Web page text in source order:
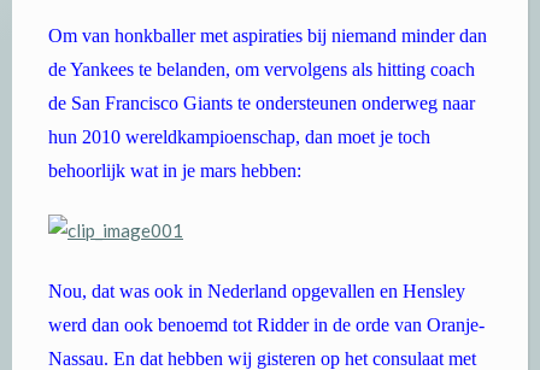
Om van honkballer met aspiraties bij niemand minder dan
de Yankees te belanden, om vervolgens als hitting coach
de San Francisco Giants te ondersteunen onderweg naar
hun 2010 wereldkampioenschap, dan moet je toch
behoorlijk wat in je mars hebben:
Nou, dat was ook in Nederland opgevallen en Hensley
werd dan ook benoemd tot Ridder in de orde van Oranje-
Nassau. En dat hebben wij gisteren op het consulaat met